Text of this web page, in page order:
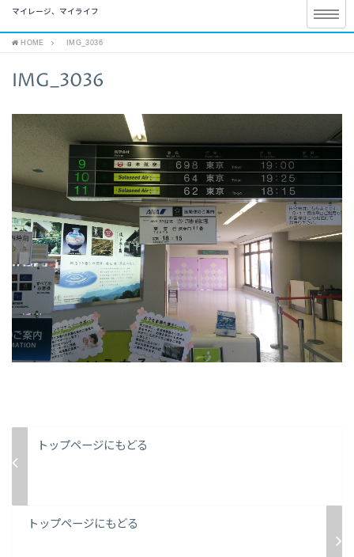
マイレージ、マイライフ
HOME IMG_3036
IMG_3036
トップページにもどる
トップページにもどる